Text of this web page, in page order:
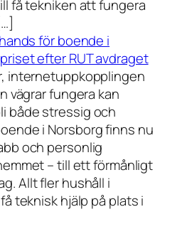
få tekniken att fungera
för boende i
efter RUT avdraget
internetuppkopplingen
vägrar fungera kan
både stressig och
i Norsborg finns nu
och personlig
– till ett förmånligt
Allt fler hushåll i
teknisk hjälp på plats i